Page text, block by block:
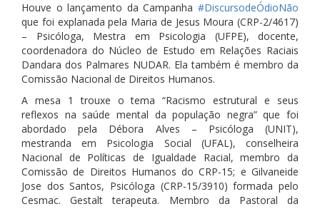
Houve o lançamento da Campanha #DiscursodeÓdioNão
que foi explanada pela Maria de Jesus Moura (CRP-2/4617)
– Psicóloga, Mestra em Psicologia (UFPE), docente,
coordenadora do Núcleo de Estudo em Relações Raciais
Dandara dos Palmares NUDAR. Ela também é membro da
Comissão Nacional de Direitos Humanos.
A mesa 1 trouxe o tema “Racismo estrutural e seus
reflexos na saúde mental da população negra” que foi
abordado pela Débora Alves – Psicóloga (UNIT),
mestranda em Psicologia Social (UFAL), conselheira
Nacional de Políticas de Igualdade Racial, membro da
Comissão de Direitos Humanos do CRP-15; e Gilvaneide
Jose dos Santos, Psicóloga (CRP-15/3910) formada pelo
Cesmac. Gestalt terapeuta. Membro da Pastoral da